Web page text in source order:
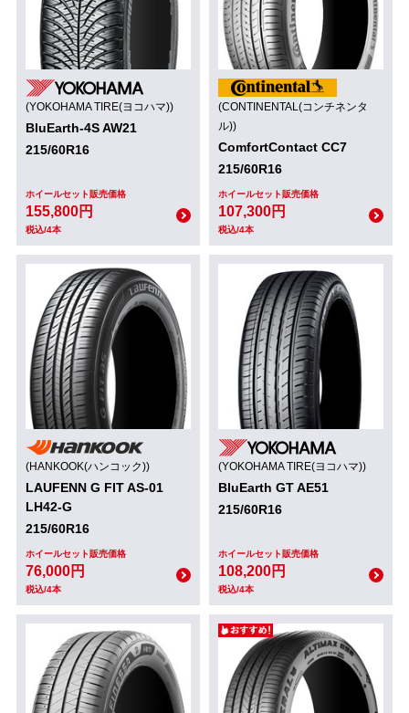
(YOKOHAMA TIRE(ヨコハマ))
BluEarth-4S AW21
215/60R16
ホイールセット販売価格
155,800円
税込/4本
(CONTINENTAL(コンチネンタ
ル))
ComfortContact CC7
215/60R16
ホイールセット販売価格
107,300円
税込/4本
(HANKOOK(ハンコック))
LAUFENN G FIT AS-01
LH42-G
215/60R16
ホイールセット販売価格
76,000円
税込/4本
(YOKOHAMA TIRE(ヨコハマ))
BluEarth GT AE51
215/60R16
ホイールセット販売価格
108,200円
税込/4本